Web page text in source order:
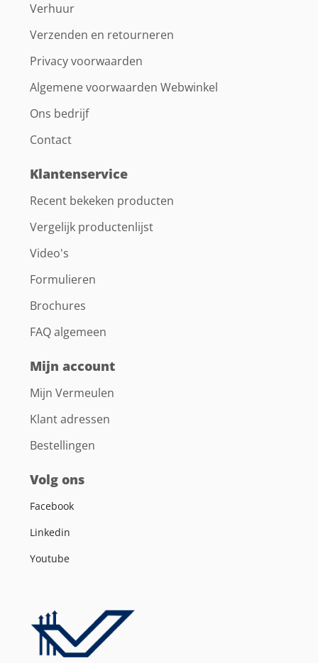
Verhuur
Verzenden en retourneren
Privacy voorwaarden
Algemene voorwaarden Webwinkel
Ons bedrijf
Contact
Klantenservice
Recent bekeken producten
Vergelijk productenlijst
Video's
Formulieren
Brochures
FAQ algemeen
Mijn account
Mijn Vermeulen
Klant adressen
Bestellingen
Volg ons
Facebook
Linkedin
Youtube